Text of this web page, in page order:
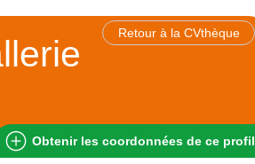
Retour à la CVthèque
Obtenir les coordonnées de ce profil